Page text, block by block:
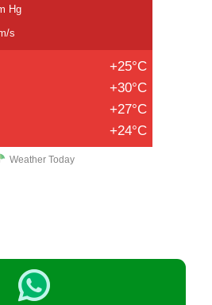
Hg
s
+25°C
+30°C
+27°C
+24°C
Weather Today